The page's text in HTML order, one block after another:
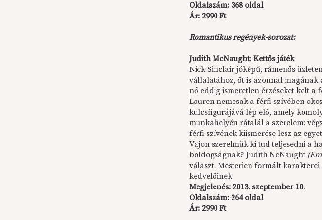
Oldalszám: 368 oldal
Ár: 2990 Ft
Romantikus regények-sorozat:
Judith McNaught: Kettős játék
Nick Sinclair jóképű, rámenős
vállalatához, őt is azonnal magának
nő eddig ismeretlen érzéseket kelt a
Lauren nemcsak a férfi szívében
kulcsfigurájává lép elő, amely
munkahelyén rátalál a szerelem:
férfi szívének kiismerése lesz az
Vajon szerelmük ki tud teljesedni a
boldogságnak? Judith NcNaught
választ. Mesterien formált
kedvelőinek.
Megjelenés:2013. szeptember 10.
Oldalszám: 264 oldal
Ár: 2990 Ft